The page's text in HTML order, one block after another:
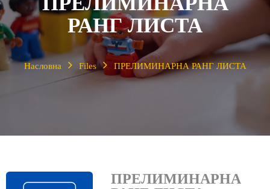
РАНГ ЛИСТА
Насловна Files ПРЕЛИМИНАРНА РАНГ ЛИСТА
ПРЕЛИМИНАРНА